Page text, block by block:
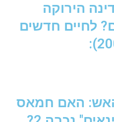
הירוקה
לחיים חדשים
האם חמאס